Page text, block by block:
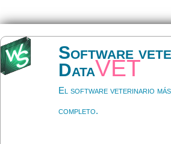
Software
Datavet
El software veterinario
completo.